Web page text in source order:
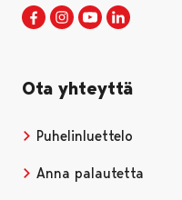
Porin kaupunki
Avautuu uudessa
Porin kaupunki
Avautuu
Porin
Avautuu
Ota yhteyttä
Puhelinluettelo
Anna palautetta